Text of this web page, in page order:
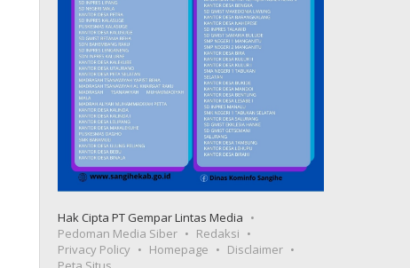
Hak Cipta PT Gempar Lintas Media
Pedoman Media Siber
Redaksi
Privacy Policy
Homepage
Disclaimer